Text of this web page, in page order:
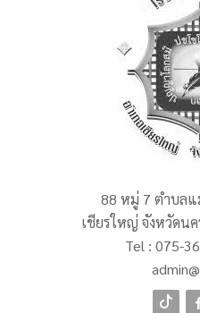
88 หมู่ 7 ตำบลแ
เชียรใหญ่ จังหวัดน
Tel : 075-